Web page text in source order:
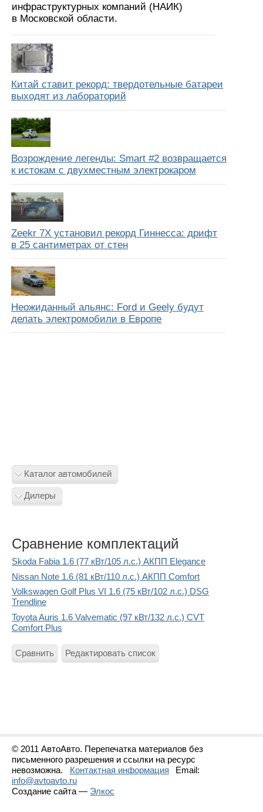
инфраструктурных компаний (НАИК)
в Московской области.
Китай ставит рекорд: твердотельные батареи
выходят из лабораторий
Возрождение легенды: Smart #2 возвращается
к истокам с двухместным электрокаром
Zeekr 7X установил рекорд Гиннесса: дрифт
в 25 сантиметрах от стен
Неожиданный альянс: Ford и Geely будут
делать электромобили в Европе
Каталог автомобилей
Дилеры
Сравнение комплектаций
Skoda Fabia 1.6 (77 кВт/105 л.с.) АКПП Elegance
Nissan Note 1.6 (81 кВт/110 л.с.) АКПП Comfort
Volkswagen Golf Plus VI 1.6 (75 кВт/102 л.с.) DSG
Trendline
Toyota Auris 1.6 Valvematic (97 кВт/132 л.с.) CVT
Comfort Plus
Сравнить Редактировать список
© 2011 АвтоАвто. Перепечатка материалов без
письменного разрешения и ссылки на ресурс
невозможна.
Контактная информация
Email:
info@avtoavto.ru
Создание сайта — Элкос